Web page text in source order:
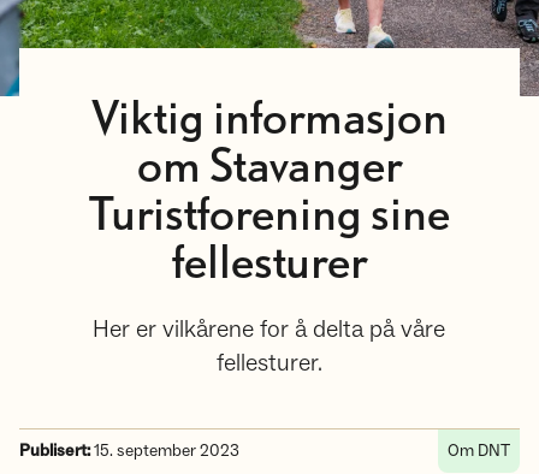
Viktig informasjon
om Stavanger
Turistforening sine
fellesturer
Her er vilkårene for å delta på våre
fellesturer.
Publisert:15. september 2023 Om DNT